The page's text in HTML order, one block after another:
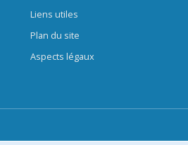
Liens utiles
Plan du site
Aspects légaux